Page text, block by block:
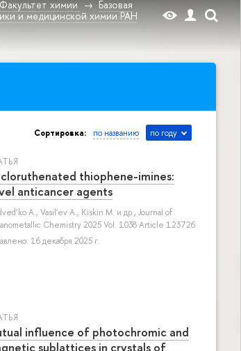
Факультет химии
Базовая
и медицинской химии РАН
Сортировка: по названию по году
thiophene-imines:
anticancer agents
A., Vasil’ev A., Kiskin M. и др., Journal of
Chemistry 2025 Vol. 1038 Article 123726
16 декабря 2025 г.
influence of photochromic and
sublattices in crystals of